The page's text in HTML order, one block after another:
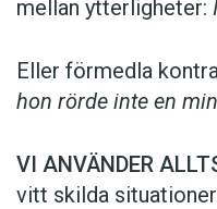
mellan ytterligheter:
Eller förmedla
hon rörde inte en min
VI ANVÄNDER
vitt skilda